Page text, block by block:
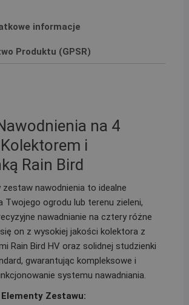
informacje
Produktu (GPSR)
na 4
i
Rain Bird
zestaw nawodnienia to idealne
Twojego ogrodu lub terenu zieleni,
nawadnianie na cztery różne
się on z wysokiej jakości kolektora z
Rain Bird HV oraz solidnej studzienki
gwarantując kompleksowe i
systemu nawadniania.
Zestawu: